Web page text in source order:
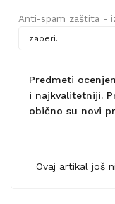
Anti-spam zaštita -
Predmeti
i najkvalitetniji.
obično su novi
Ovaj artikal još